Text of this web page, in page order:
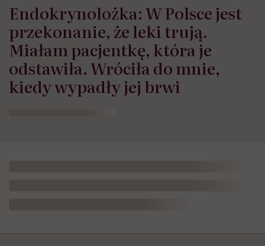
Endokrynolożka: W Polsce jest
przekonanie, że leki trują.
Miałam pacjentkę, która je
odstawiła. Wróciła do mnie,
kiedy wypadły jej brwi